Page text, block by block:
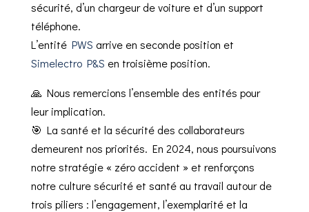
sécurité, d’un chargeur de voiture et d’un support
téléphone.
L’entité PWS arrive en seconde position et
Simelectro P&S en troisième position.
🙏 Nous remercions l’ensemble des entités pour
leur implication.
🎯 La santé et la sécurité des collaborateurs
demeurent nos priorités. En 2024, nous poursuivons
notre stratégie « zéro accident » et renforçons
notre culture sécurité et santé au travail autour de
trois piliers : l’engagement, l’exemplarité et la